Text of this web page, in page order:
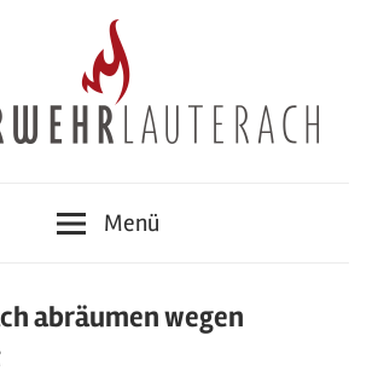
Menü
abräumen wegen